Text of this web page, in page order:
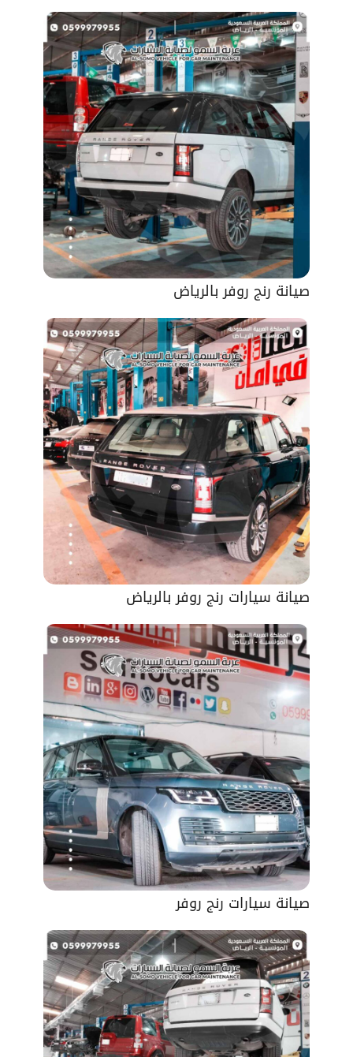
صيانة رنج روفر بالرياض
صيانة سيارات رنج روفر بالرياض
صيانة سيارات رنج روفر